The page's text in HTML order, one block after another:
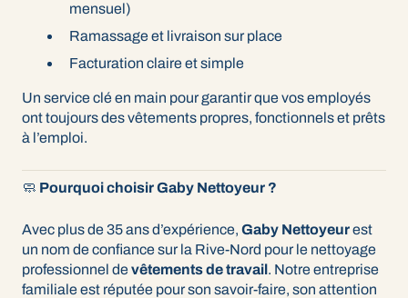
mensuel)
Ramassage et livraison sur place
Facturation claire et simple
Un service clé en main pour garantir que vos employés
ont toujours des vêtements propres, fonctionnels et prêts
à l’emploi.
🧼 Pourquoi choisir Gaby Nettoyeur ?
Avec plus de 35 ans d’expérience, Gaby Nettoyeurest
un nom de confiance sur la Rive-Nord pour le nettoyage
professionnel devêtements de travail. Notre entreprise
familiale est réputée pour son savoir-faire, son attention